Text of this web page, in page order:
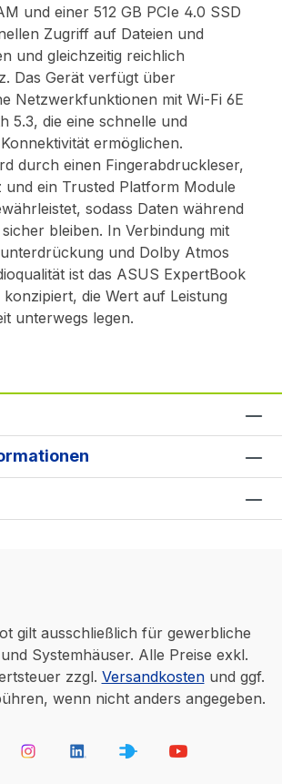
und einer 512 GB PCIe 4.0 SSD
Zugriff auf Dateien und
und gleichzeitig reichlich
Das Gerät verfügt über
Netzwerkfunktionen mit Wi-Fi 6E
5.3, die eine schnelle und
ermöglichen.
durch einen Fingerabdruckleser,
und ein Trusted Platform Module
sodass Daten während
bleiben. In Verbindung mit
und Dolby Atmos
ist das ASUS ExpertBook
die Wert auf Leistung
unterwegs legen.
gilt ausschließlich für gewerbliche
Systemhäuser. Alle Preise exkl.
zzgl. Versandkostenund ggf.
wenn nicht anders angegeben.